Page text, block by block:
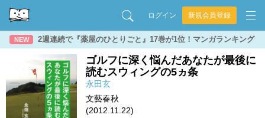
ログイン 新規会員登録
NEW 2週連続で『薬屋のひとりごと』17巻が1位！マンガランキング
ゴルフに深く悩んだあなたが最後に
読むスウィングの5ヵ条
永田玄
文藝春秋
(2012.11.22)